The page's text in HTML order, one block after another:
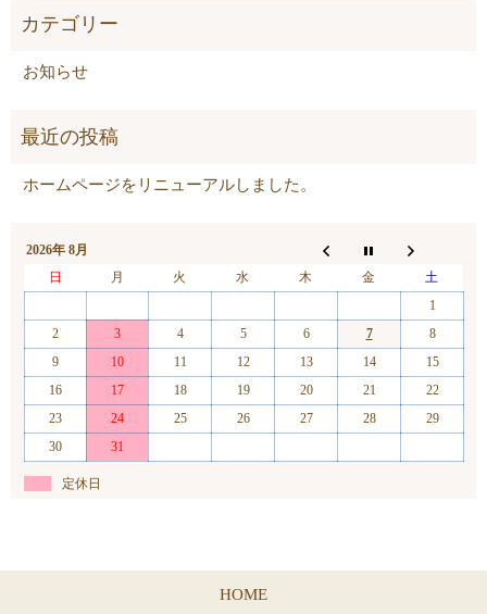
お知らせ
ホームページをリニューアルしました。
2026年 8月
日
月 火 水 木 金
土
1
2
3 4 5 6 7
8
9
10 11 12 13 14
15
16
17 18 19 20 21
22
23
24 25 26 27 28
29
30
31
定休日
HOME